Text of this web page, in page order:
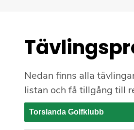
Nedan finns alla
listan och få tillgång till
Torslanda Golfklubb